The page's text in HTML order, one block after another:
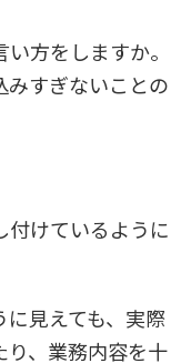
方をしますか。
みすぎないことの
付けているように
見えても、実際
り、業務内容を十